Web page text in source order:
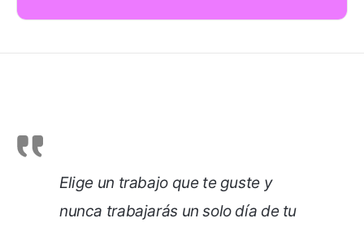
Elige un trabajo que te guste y
nunca trabajarás un solo día de tu